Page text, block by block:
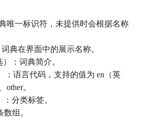
唯一标识符，未提供时会根据名称
典在界面中的展示名称。
）：词典简介。
：语言代码，支持的值为 en（英
other。
：分类标签。
组。